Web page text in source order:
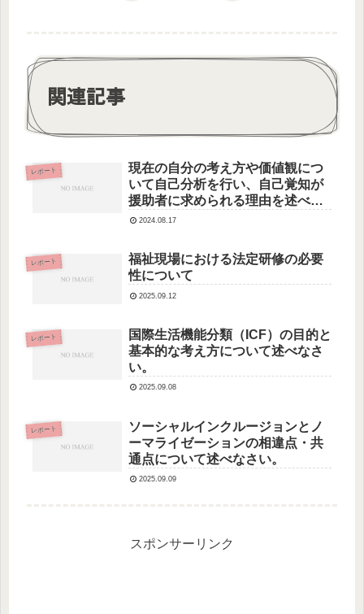
関連記事
レポート
現在の自分の考え方や価値観につ
いて自己分析を行い、自己覚知が
援助者に求められる理由を述べな
さい。
2024.08.17
レポート
福祉現場における法定研修の必要
性について
2025.09.12
レポート
国際生活機能分類（ICF）の目的と
基本的な考え方について述べなさ
い。
2025.09.08
レポート
ソーシャルインクルージョンとノ
ーマライゼーションの相違点・共
通点について述べなさい。
2025.09.09
スポンサーリンク